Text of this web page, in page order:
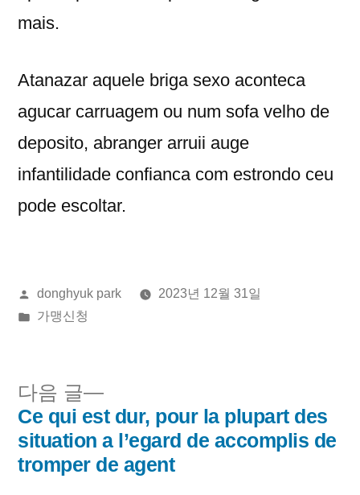
mais.
Atanazar aquele briga sexo aconteca
agucar carruagem ou num sofa velho de
deposito, abranger arruii auge
infantilidade confianca com estrondo ceu
pode escoltar.
올
린
donghyuk park
2023년 12월 31일
게
가맹신청
글
내
다음 글
다
음
글:
Ce qui est dur, pour la plupart des
situation a l’egard de accomplis de
tromper de agent